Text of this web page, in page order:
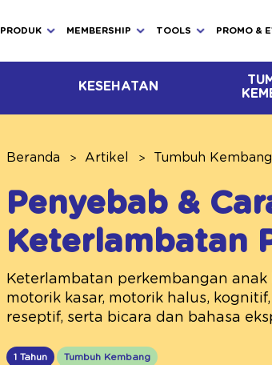
PRODUK MEMBERSHIP TOOLS PROMO &
KESEHATAN
Beranda Artikel Tumbuh Kembang
Penyebab &
Keterlambatan
Keterlambatan perkembangan
motorik kasar, motorik halus,
reseptif, serta bicara dan bahasa
1 Tahun Tumbuh Kembang